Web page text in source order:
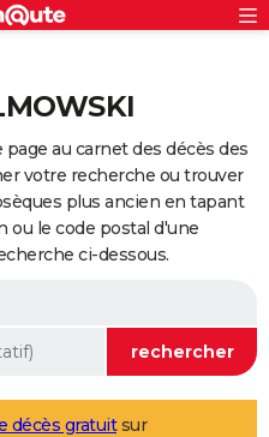
au carnet des décès des
votre recherche ou trouver
plus ancien en tapant
ou le code postal d'une
ci-dessous.
décès gratuitsur